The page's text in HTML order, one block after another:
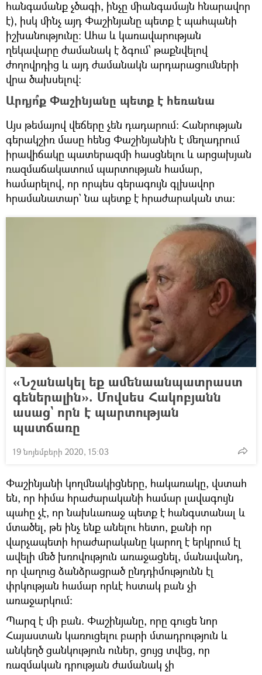
հանգամանք չծագի, ինչը միանգամայն հնարավոր
է), իսկ մինչ այդ Փաշինյանը պետք է պահպանի
իշխանությունը։ Ահա և կառավարության
ղեկավարը ժամանակ է ձգում՝ թաքնվելով
ժողովրդից և այդ ժամանակն արդարացումների
վրա ծախսելով։
Արդյո՞ք Փաշինյանը պետք է հեռանա
Այս թեմայով վեճերը չեն դադարում։ Հանրության
գերակշիռ մասը հենց Փաշինյանին է մեղադրում
իրավիճակը պատերազմի հասցնելու և արցախյան
ռազմաճակատում պարտության համար,
համարելով, որ որպես գերագույն գլխավոր
հրամանատար` նա պետք է հրաժարական տա։
«Նշանակել եք ամենաանպատրաստ
գեներալին». Մովսես Հակոբյանն
ասաց` որն է պարտության
պատճառը
19 նոյեմբերի 2020, 15:03
Փաշինյանի կողմնակիցները, հակառակը, վստահ
են, որ հիմա հրաժարականի համար լավագույն
պահը չէ, որ նախևառաջ պետք է հանգստանալ և
մտածել, թե ինչ ենք անելու հետո, քանի որ
վարչապետի հրաժարականը կարող է երկրում էլ
ավելի մեծ խռովություն առաջացնել, մանավանդ,
որ վաղուց ձանձրացրած ընդդիմությունն էլ
փրկության համար որևէ հստակ բան չի
առաջարկում։
Պարզ է մի բան. Փաշինյանը, որը գուցե նոր
Հայաստան կառուցելու բարի մտադրություն և
անկեղծ ցանկություն ուներ, ցույց տվեց, որ
ռազմական դրության ժամանակ չի